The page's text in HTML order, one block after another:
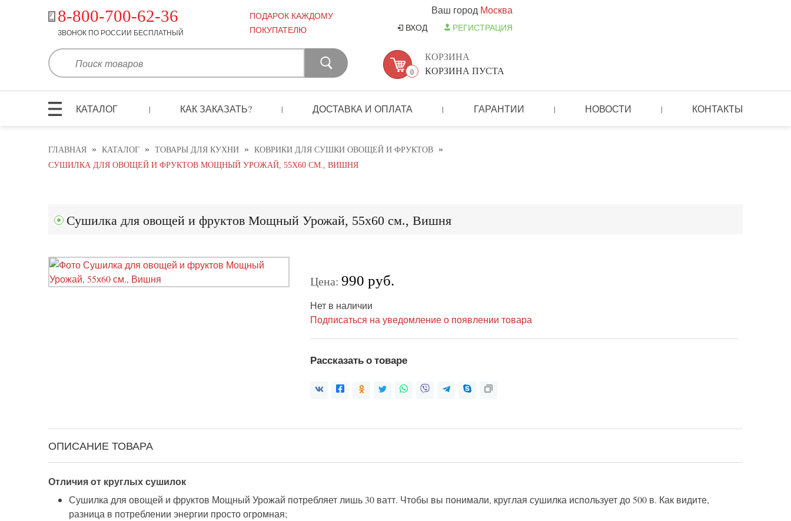
8-800-700-62-36
ЗВОНОК ПО РОССИИ БЕСПЛАТНЫЙ
ПОДАРОК КАЖДОМУ
ПОКУПАТЕЛЮ
Ваш город Москва
ВХОД РЕГИСТРАЦИЯ
0
КОРЗИНА
КОРЗИНА ПУСТА
КАТАЛОГ | КАК ЗАКАЗАТЬ? | ДОСТАВКА И ОПЛАТА | ГАРАНТИИ | НОВОСТИ | КОНТАКТЫ
ГЛАВНАЯ » КАТАЛОГ » ТОВАРЫ ДЛЯ КУХНИ » КОВРИКИ ДЛЯ СУШКИ ОВОЩЕЙ И ФРУКТОВ »
СУШИЛКА ДЛЯ ОВОЩЕЙ И ФРУКТОВ МОЩНЫЙ УРОЖАЙ, 55Х60 СМ., ВИШНЯ
Сушилка для овощей и фруктов Мощный Урожай, 55х60 см., Вишня
Цена: 990 руб.
Нет в наличии
Подписаться на уведомление о появлении товара
Рассказать о товаре
ОПИСАНИЕ ТОВАРА
Отличия от круглых сушилок
Сушилка для овощей и фруктов Мощный Урожай потребляет лишь 30 ватт. Чтобы вы понимали, круглая сушилка использует до 500 в. Как видите,
разница в потреблении энергии просто огромная;